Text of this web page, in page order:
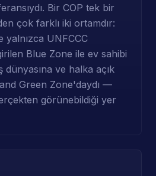
Bir COP tek bir
çok farklı iki ortamdır:
UNFCCC
Blue Zone ile ev sahibi
ve halka açık
Green Zone'daydı —
görünebildiği yer